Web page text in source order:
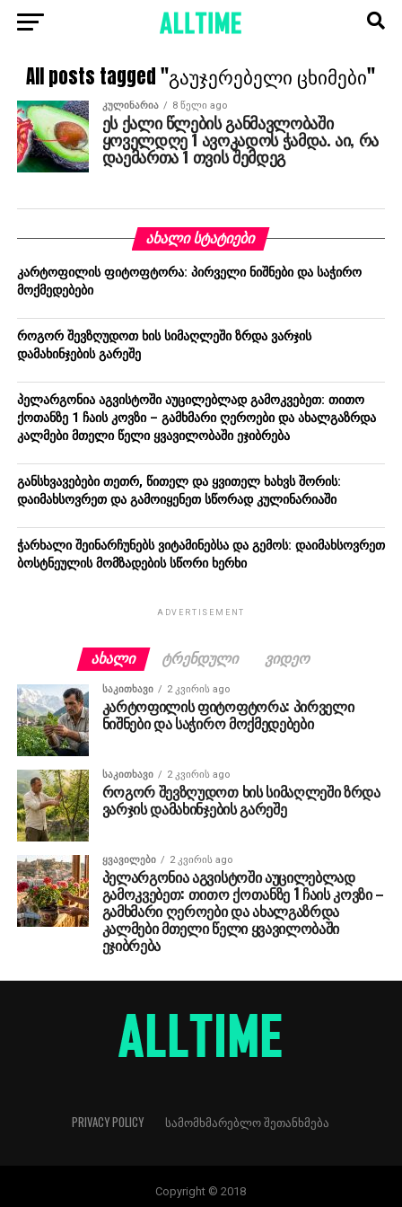
All posts tagged "გაუჯერებელი ცხიმები"
ᲙᲣᲚᲘᲜᲐᲠᲘᲐ 8 წელი ago
ეს ქალი წლების განმავლობაში
ყოველდღე 1 ავოკადოს ჭამდა. აი, რა
დაემართა 1 თვის შემდეგ
ᲐᲮᲐᲚᲘ ᲡᲢᲐᲢᲘᲔᲑᲘ
კარტოფილის ფიტოფტორა: პირველი ნიშნები და საჭირო
მოქმედებები
როგორ შევზღუდოთ ხის სიმაღლეში ზრდა ვარჯის
დამახინჯების გარეშე
პელარგონია აგვისტოში აუცილებლად გამოკვებეთ: თითო
ქოთანზე 1 ჩაის კოვზი – გამხმარი ღეროები და ახალგაზრდა
კალმები მთელი წელი ყვავილობაში ეჯიბრება
განსხვავებები თეთრ, წითელ და ყვითელ ხახვს შორის:
დაიმახსოვრეთ და გამოიყენეთ სწორად კულინარიაში
ჭარხალი შეინარჩუნებს ვიტამინებსა და გემოს: დაიმახსოვრეთ
ბოსტნეულის მომზადების სწორი ხერხი
ADVERTISEMENT
ᲐᲮᲐᲚᲘ ᲢᲠᲔᲜᲓᲣᲚᲘ ᲕᲘᲓᲔᲝ
ᲡᲐᲙᲘᲗᲮᲐᲕᲘ 2 კვირის ago
კარტოფილის ფიტოფტორა: პირველი
ნიშნები და საჭირო მოქმედებები
ᲡᲐᲙᲘᲗᲮᲐᲕᲘ 2 კვირის ago
როგორ შევზღუდოთ ხის სიმაღლეში ზრდა
ვარჯის დამახინჯების გარეშე
ᲧᲕᲐᲕᲘᲚᲔᲑᲘ 2 კვირის ago
პელარგონია აგვისტოში აუცილებლად
გამოკვებეთ: თითო ქოთანზე 1 ჩაის კოვზი –
გამხმარი ღეროები და ახალგაზრდა
კალმები მთელი წელი ყვავილობაში
ეჯიბრება
PRIVACY POLICY ᲡᲐᲛᲝᲛᲮᲛᲐᲠᲔᲑᲚᲝ ᲨᲔᲗᲐᲜᲮᲛᲔᲑᲐ
Copyright © 2018